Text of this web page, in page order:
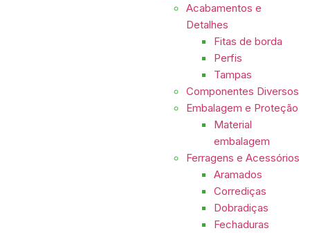
Acabamentos e
Detalhes
Fitas de borda
Perfis
Tampas
Componentes Diversos
Embalagem e Proteção
Material
embalagem
Ferragens e Acessórios
Aramados
Corrediças
Dobradiças
Fechaduras